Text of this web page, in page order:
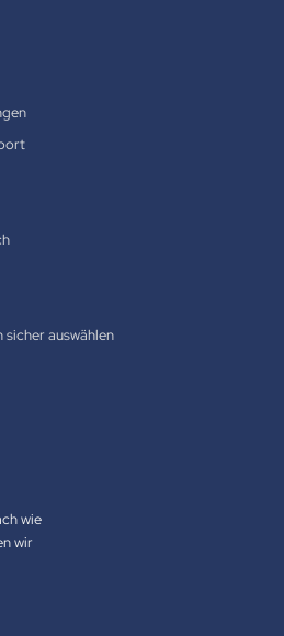
auswählen
wie
wir